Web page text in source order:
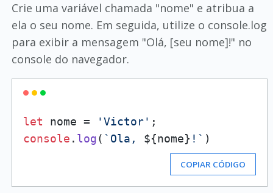
Crie uma variável chamada "nome" e atribua a
ela o seu nome. Em seguida, utilize o console.log
para exibir a mensagem "Olá, [seu nome]!" no
console do navegador.
let nome = 'Victor'
console . log( `Ola, ${nome} !`
COPIAR CÓDIGO